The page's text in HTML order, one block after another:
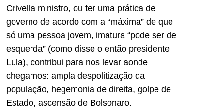
Crivella ministro, ou ter uma prática de
governo de acordo com a “máxima” de que
só uma pessoa jovem, imatura “pode ser de
esquerda” (como disse o então presidente
Lula), contribui para nos levar aonde
chegamos: ampla despolitização da
população, hegemonia de direita, golpe de
Estado, ascensão de Bolsonaro.